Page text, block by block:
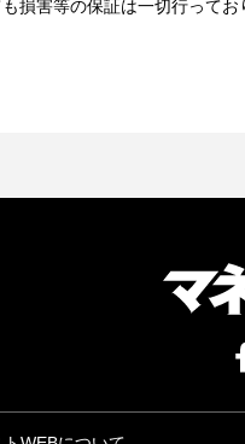
損害等の保証は一切行ってお